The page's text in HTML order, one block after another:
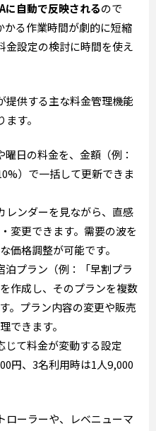
に自動で反映されるので
かる作業時間が劇的に短縮
金設定の検討に時間を使え
提供する主な料金管理機能
す。
曜日の料金を、金額（例：
）で一括して更新できま
レンダーを見ながら、直感
変更できます。需要の波を
価格調整が可能です。
泊プラン（例：「早割プラ
作成し、そのプランを複数
。プラン内容の変更や販売
できます。
じて料金が変動する設定
円、3名利用時は1人9,000
ローラーや、レベニューマ